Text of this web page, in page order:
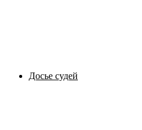
Досье судей